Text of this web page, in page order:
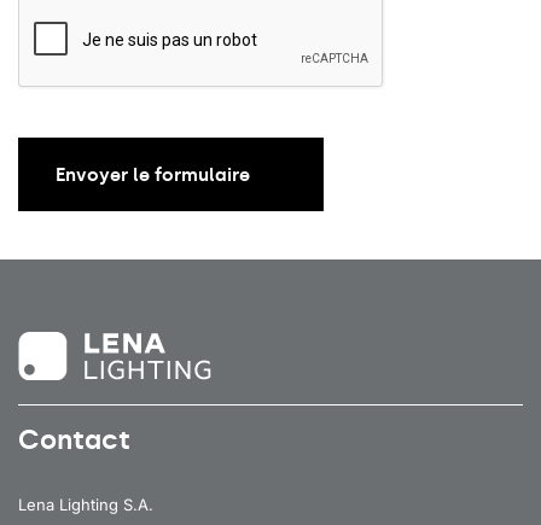
Envoyer le formulaire
Contact
Lena Lighting S.A.